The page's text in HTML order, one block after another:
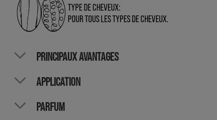
TYPE DE CHEVEUX:
POUR TOUS LES TYPES DE CHEVEUX.
PRINCIPAUX AVANTAGES
APPLICATION
PARFUM